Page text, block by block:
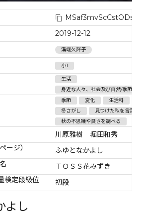
2019-12-12
溝端久輝子
小1
生活
身近な人々、社会及び自然/季節の変化
季節 変化 生活科
冬さがし
見つけた秋を言葉で表す
秋の不思議や良さを調べる
川原雅樹 堀田和秀
ージ）
ふゆとなかよし
ＴＯＳＳ花みずき
検定段級位
初段
よし